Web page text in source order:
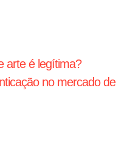
arte é legítima?
no mercado de